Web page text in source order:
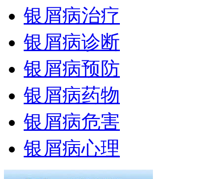
银屑病治疗
银屑病诊断
银屑病预防
银屑病药物
银屑病危害
银屑病心理